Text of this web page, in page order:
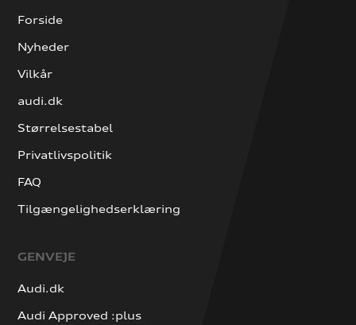
Forside
Nyheder
Vilkår
audi.dk
Størrelsestabel
Privatlivspolitik
FAQ
Tilgængelighedserklæring
GENVEJE
Audi.dk
Audi Approved :plus